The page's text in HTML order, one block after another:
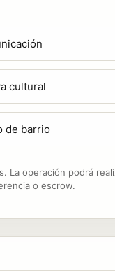
cultural
de barrio
La operación podrá
o escrow.